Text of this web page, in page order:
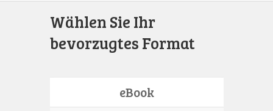
Wählen Sie Ihr
bevorzugtes Format
eBook